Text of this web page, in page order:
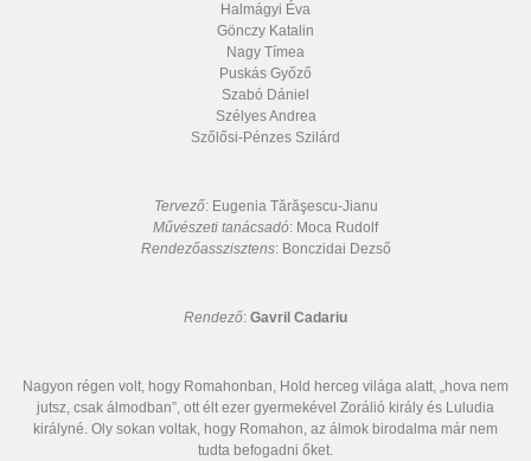
Halmágyi Éva
Gönczy Katalin
Nagy Tímea
Puskás Győző
Szabó Dániel
Szélyes Andrea
Szőlősi-Pénzes Szilárd
Tervező: Eugenia Tărăşescu-Jianu
Művészeti tanácsadó: Moca Rudolf
Rendezőasszisztens: Bonczidai Dezső
Rendező: Gavril Cadariu
Nagyon régen volt, hogy Romahonban, Hold herceg világa alatt, „hova nem
jutsz, csak álmodban”, ott élt ezer gyermekével Zorálió király és Luludia
királyné. Oly sokan voltak, hogy Romahon, az álmok birodalma már nem
tudta befogadni őket.